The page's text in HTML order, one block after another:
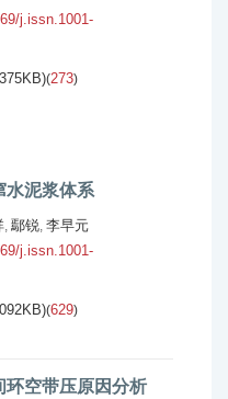
j.issn.1001-
(273)
水泥浆体系
, 鄢锐, 李早元
j.issn.1001-
(629)
环空带压原因分析